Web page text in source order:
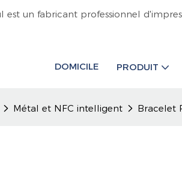
est un fabricant professionnel
DOMICILE PRODUIT
Métal et NFC intelligent Bracelet